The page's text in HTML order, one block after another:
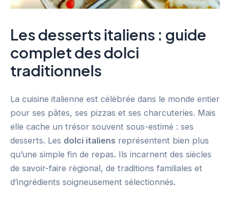
Les desserts italiens : guide
complet des dolci
traditionnels
La cuisine italienne est célébrée dans le monde entier
pour ses pâtes, ses pizzas et ses charcuteries. Mais
elle cache un trésor souvent sous-estimé : ses
desserts. Les dolci italiens représentent bien plus
qu’une simple fin de repas. Ils incarnent des siècles
de savoir-faire régional, de traditions familiales et
d’ingrédients soigneusement sélectionnés.